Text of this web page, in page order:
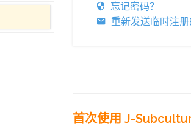
忘记密码？
重新发送临时注
首次使用 J-